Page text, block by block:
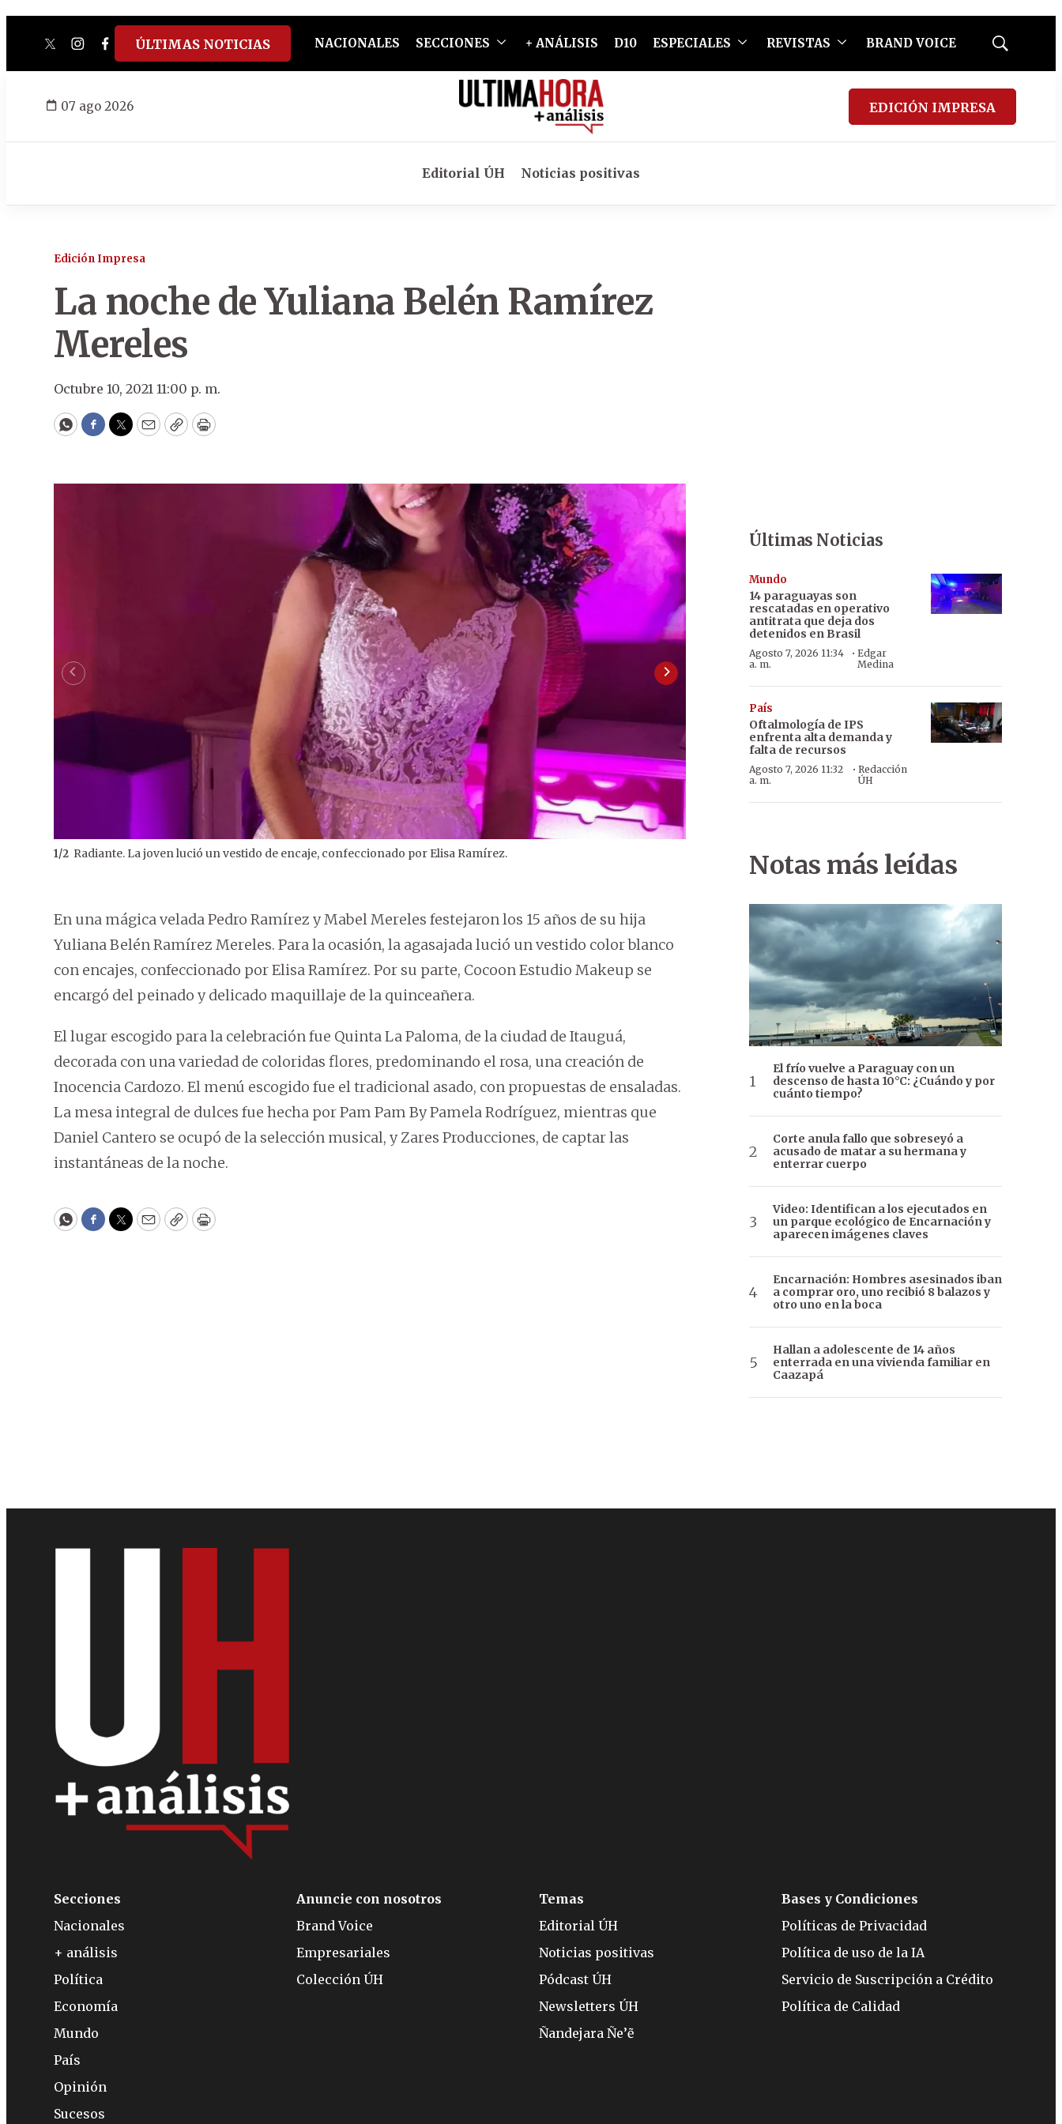
twitterinstagram
facebook
tiktokyoutube
spotify
ÚLTIMAS NOTICIAS NACIONALES SECCIONES + ANÁLISIS D10 ESPECIALES REVISTAS BRAND VOICE
Mostrar
07 ago 2026 EDICIÓN IMPRESA
Editorial ÚH Noticias positivas
Edición Impresa
La noche de Yuliana Belén Ramírez
Mereles
Octubre 10, 2021 11:00 p. m.
WhatsApp
Facebook
Twitter
EmailCopyPrint
1/2 Radiante. La joven lució un vestido de encaje, confeccionado por Elisa Ramírez. Felices. Yuliana Belén Ramírez Mereles, junto a sus padres
En una mágica velada Pedro Ramírez y Mabel Mereles festejaron los 15 años de su hija
Yuliana Belén Ramírez Mereles. Para la ocasión, la agasajada lució un vestido color blanco
con encajes, confeccionado por Elisa Ramírez. Por su parte, Cocoon Estudio Makeup se
encargó del peinado y delicado maquillaje de la quinceañera.
El lugar escogido para la celebración fue Quinta La Paloma, de la ciudad de Itauguá,
decorada con una variedad de coloridas flores, predominando el rosa, una creación de
Inocencia Cardozo. El menú escogido fue el tradicional asado, con propuestas de ensaladas.
La mesa integral de dulces fue hecha por Pam Pam By Pamela Rodríguez, mientras que
Daniel Cantero se ocupó de la selección musical, y Zares Producciones, de captar las
instantáneas de la noche.
WhatsApp
Facebook
Twitter
EmailCopyPrint
Últimas Noticias
Mundo
14 paraguayas son
rescatadas en operativo
antitrata que deja dos
detenidos en Brasil
Agosto 7, 2026 11:34
a. m.
·Edgar
Medina
País
Oftalmología de IPS
enfrenta alta demanda y
falta de recursos
Agosto 7, 2026 11:32
a. m.
·Redacción
ÚH
Notas más leídas
El frío vuelve a Paraguay con un
descenso de hasta 10°C: ¿Cuándo y por
cuánto tiempo?
Corte anula fallo que sobreseyó a
acusado de matar a su hermana y
enterrar cuerpo
Video: Identifican a los ejecutados en
un parque ecológico de Encarnación y
aparecen imágenes claves
Encarnación: Hombres asesinados iban
a comprar oro, uno recibió 8 balazos y
otro uno en la boca
Hallan a adolescente de 14 años
enterrada en una vivienda familiar en
Caazapá
Secciones
Nacionales
+ análisis
Política
Economía
Mundo
País
Opinión
Sucesos
Anuncie con nosotros
Brand Voice
Empresariales
Colección ÚH
Temas
Editorial ÚH
Noticias positivas
Pódcast ÚH
Newsletters ÚH
Ñandejara Ñe’ẽ
Bases y Condiciones
Políticas de Privacidad
Política de uso de la IA
Servicio de Suscripción a Crédito
Política de Calidad